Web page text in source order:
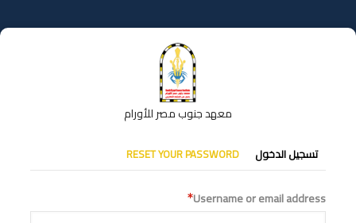
إلى
المحتوى
معهد جنوب مصر للأورام
التبويبات
الأساسية
تسجيل الدخول RESET YOUR PASSWORD
Username or email address